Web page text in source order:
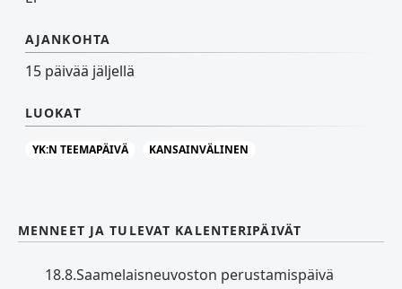
AJANKOHTA
15 päivää jäljellä
LUOKAT
YK:N TEEMAPÄIVÄ KANSAINVÄLINEN
MENNEET JA TULEVAT KALENTERIPÄIVÄT
18.8.Saamelaisneuvoston perustamispäivä